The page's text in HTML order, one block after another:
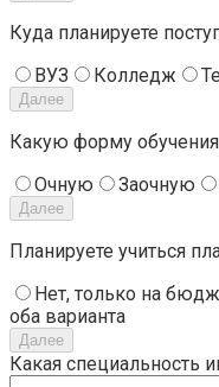
Куда планируете
ВУЗ
Колледж
Далее
Какую форму обучения
Очную
Заочную
Далее
Планируете учиться
Нет, только на
оба варианта
Далее
Какая специальность